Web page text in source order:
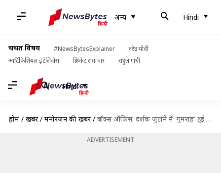
अन्य Hindi
चर्चित विषय #NewsBytesExplainer
नरेंद्र मोदी
आर्टिफिशियल इंटेलिजेंस
क्रिकेट समाचार राहुल गांधी
Hindi
होम / खबरें / मनोरंजन की खबरें / बॉक्स ऑफिस: दर्शक जुटाने में 'गुमराह' हुई नाकाम, चौथे दिन इतने सिमट गई कमाई
ADVERTISEMENT